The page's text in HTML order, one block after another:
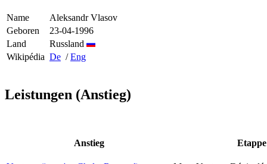
Name
Aleksandr Vlasov
Geboren
23-04-1996
Land
Russland
Wikipédia De /Eng
Leistungen (Anstieg)
Anstieg Etappe